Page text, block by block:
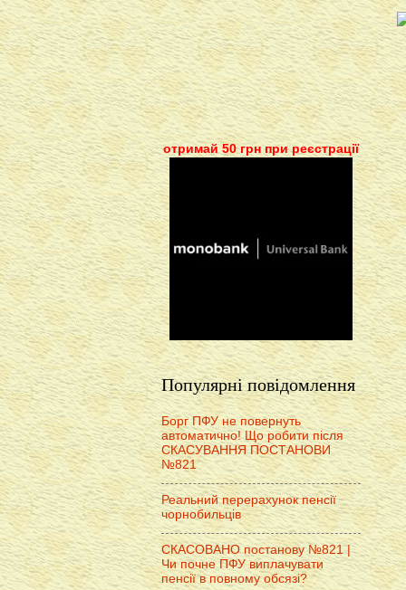
отримай 50 грн при реєстрації
Популярні повідомлення
Борг ПФУ не повернуть
автоматично! Що робити після
СКАСУВАННЯ ПОСТАНОВИ
№821
Реальний перерахунок пенсії
чорнобильців
СКАСОВАНО постанову №821 |
Чи почне ПФУ виплачувати
пенсії в повному обсязі?